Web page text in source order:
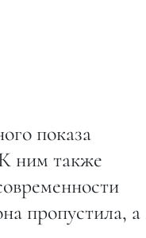
показа
ним также
пропустила, а